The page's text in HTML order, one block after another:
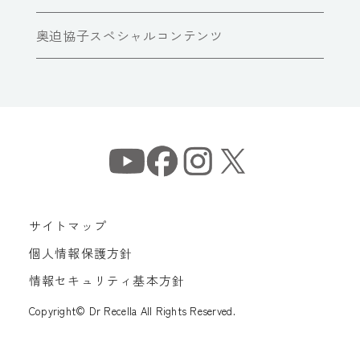
奥迫協子スペシャルコンテンツ
サイトマップ
個人情報保護方針
情報セキュリティ基本方針
Copyright© Dr Recella All Rights Reserved.